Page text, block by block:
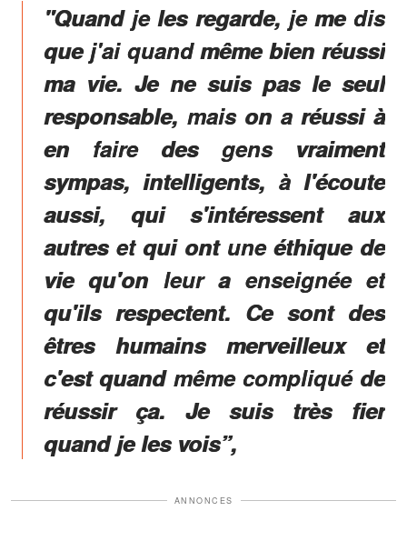
"Quand je les regarde, je me dis
que j'ai quand même bien réussi
ma vie. Je ne suis pas le seul
responsable, mais on a réussi à
en faire des gens vraiment
sympas, intelligents, à l'écoute
aussi, qui s'intéressent aux
autres et qui ont une éthique de
vie qu'on leur a enseignée et
qu'ils respectent. Ce sont des
êtres humains merveilleux et
c'est quand même compliqué de
réussir ça. Je suis très fier
quand je les vois”,
ANNONCES